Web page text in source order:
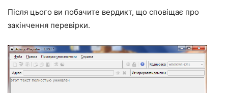
Після цього ви побачите вердикт, що сповіщає про
закінчення перевірки.